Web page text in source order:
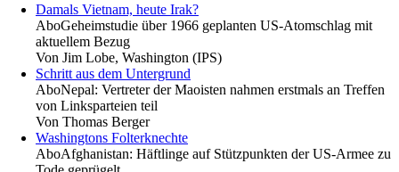
Damals Vietnam, heute Irak?
AboGeheimstudie über 1966 geplanten US-Atomschlag mit
aktuellem Bezug
Von Jim Lobe, Washington (IPS)
Schritt aus dem Untergrund
AboNepal: Vertreter der Maoisten nahmen erstmals an Treffen
von Linksparteien teil
Von Thomas Berger
Washingtons Folterknechte
AboAfghanistan: Häftlinge auf Stützpunkten der US-Armee zu